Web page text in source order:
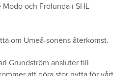
och Frölunda i SHL-
om Umeå-sonens återkomst.
Grundström ansluter till